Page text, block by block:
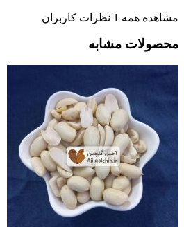
مشاهده همه 1 نظرات کاربران
محصولات مشابه